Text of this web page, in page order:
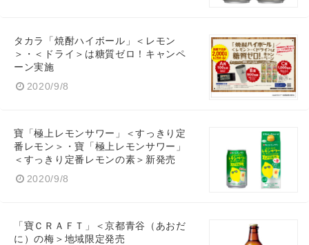
タカラ「焼酎ハイボール」＜レモン
＞・＜ドライ＞は糖質ゼロ！キャンペ
ーン実施
2020/9/8
寶「極上レモンサワー」＜すっきり定
番レモン＞・寶「極上レモンサワー」
＜すっきり定番レモンの素＞新発売
2020/9/8
「寶ＣＲＡＦＴ」＜京都青谷（あおだ
に）の梅＞地域限定発売